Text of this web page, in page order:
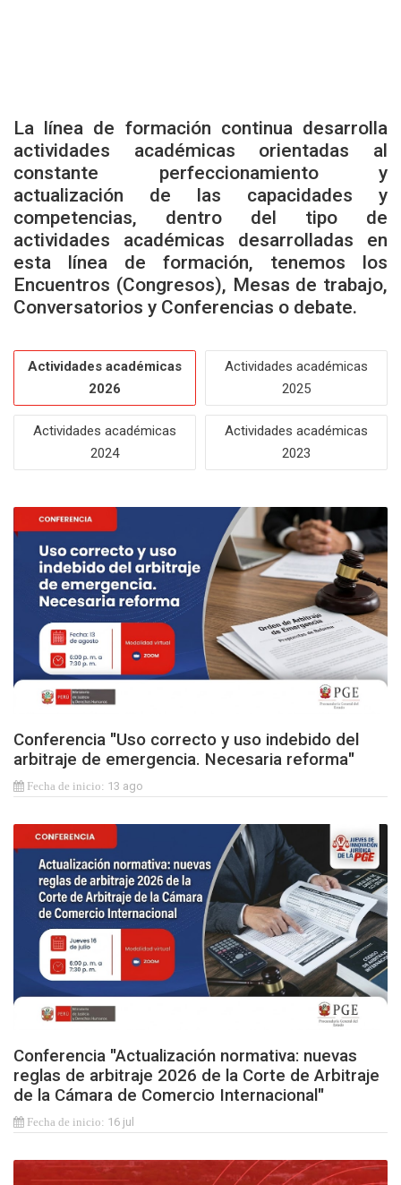
La línea de formación continua desarrolla
actividades académicas orientadas al
constante perfeccionamiento y
actualización de las capacidades y
competencias, dentro del tipo de
actividades académicas desarrolladas en
esta línea de formación, tenemos los
Encuentros (Congresos), Mesas de trabajo,
Conversatorios y Conferencias o debate.
Actividades académicas
2026
Actividades académicas
2025
Actividades académicas
2024
Actividades académicas
2023
Conferencia "Uso correcto y uso indebido del
arbitraje de emergencia. Necesaria reforma"
13 ago
Conferencia "Actualización normativa: nuevas
reglas de arbitraje 2026 de la Corte de Arbitraje
de la Cámara de Comercio Internacional"
16 jul